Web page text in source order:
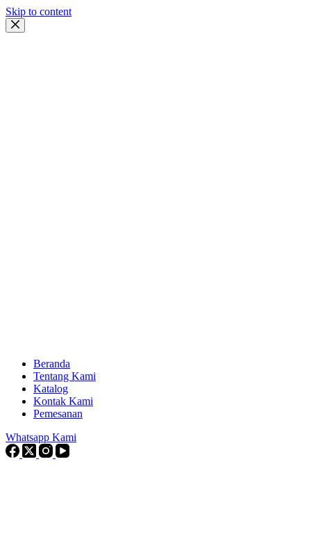
Skip to content
Beranda
Tentang Kami
Katalog
Kontak Kami
Pemesanan
Whatsapp Kami